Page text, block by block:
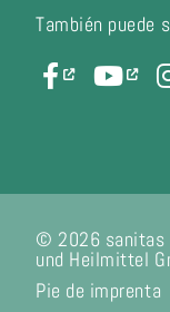
También puede
© 2026 sanitas
und Heilmittel
Pie de imprenta